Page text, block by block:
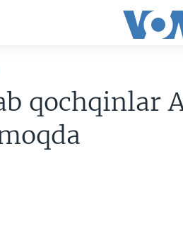
qochqinlar